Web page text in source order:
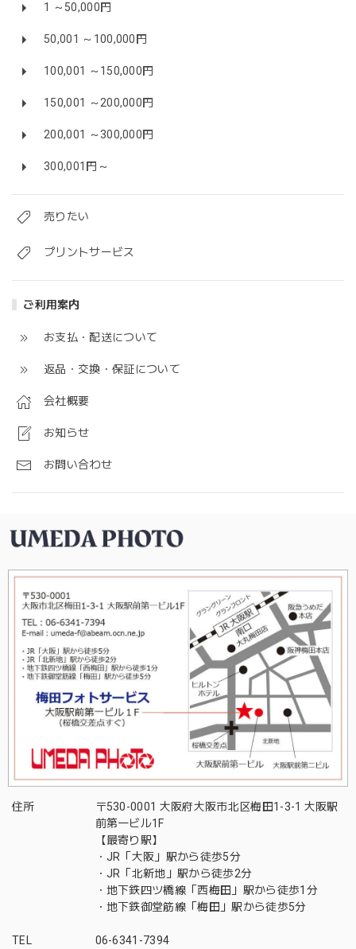
1 ～50,000円
50,001 ～100,000円
100,001 ～150,000円
150,001 ～200,000円
200,001 ～300,000円
300,001円～
売りたい
プリントサービス
ご利用案内
お支払・配送について
返品・交換・保証について
会社概要
お知らせ
お問い合わせ
住所
〒530-0001 大阪府大阪市北区梅田1-3-1 大阪駅
前第一ビル1F
【最寄り駅】
・JR「大阪」駅から徒歩5分
・JR「北新地」駅から徒歩2分
・地下鉄四ツ橋線「西梅田」駅から徒歩1分
・地下鉄御堂筋線「梅田」駅から徒歩5分
TEL
06-6341-7394